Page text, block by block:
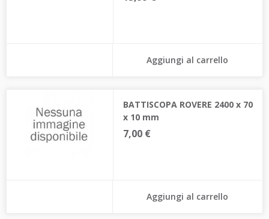
Aggiungi al carrello
BATTISCOPA ROVERE 2400 x 70
x 10 mm
7,00 €
Aggiungi al carrello